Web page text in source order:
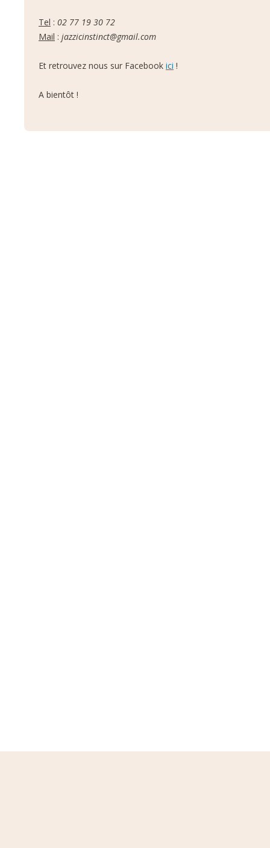
Tel : 02 77 19 30 72
Mail : jazzicinstinct@gmail.com
Et retrouvez nous sur Facebook ici !
A bientôt !